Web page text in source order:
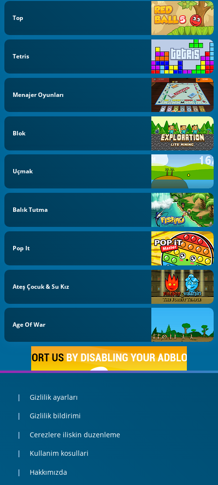
Top
Tetris
Menajer Oyunları
Blok
Uçmak
Balık Tutma
Pop It
Ateş Çocuk & Su Kız
Age Of War
Gizlilik ayarları
Gizlilik bildirimi
Cerezlere iliskin duzenleme
Kullanim kosullari
Hakkımızda